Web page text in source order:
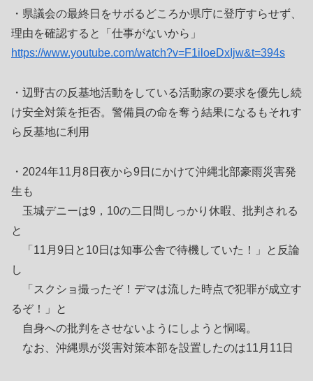
・県議会の最終日をサボるどころか県庁に登庁すらせず、
理由を確認すると「仕事がないから」
https://www.youtube.com/watch?v=F1iloeDxIjw&t=394s
・辺野古の反基地活動をしている活動家の要求を優先し続
け安全対策を拒否。警備員の命を奪う結果になるもそれす
ら反基地に利用
・2024年11月8日夜から9日にかけて沖縄北部豪雨災害発
生も
玉城デニーは9，10の二日間しっかり休暇、批判される
と
「11月9日と10日は知事公舎で待機していた！」と反論
し
「スクショ撮ったぞ！デマは流した時点で犯罪が成立す
るぞ！」と
自身への批判をさせないようにしようと恫喝。
なお、沖縄県が災害対策本部を設置したのは11月11日